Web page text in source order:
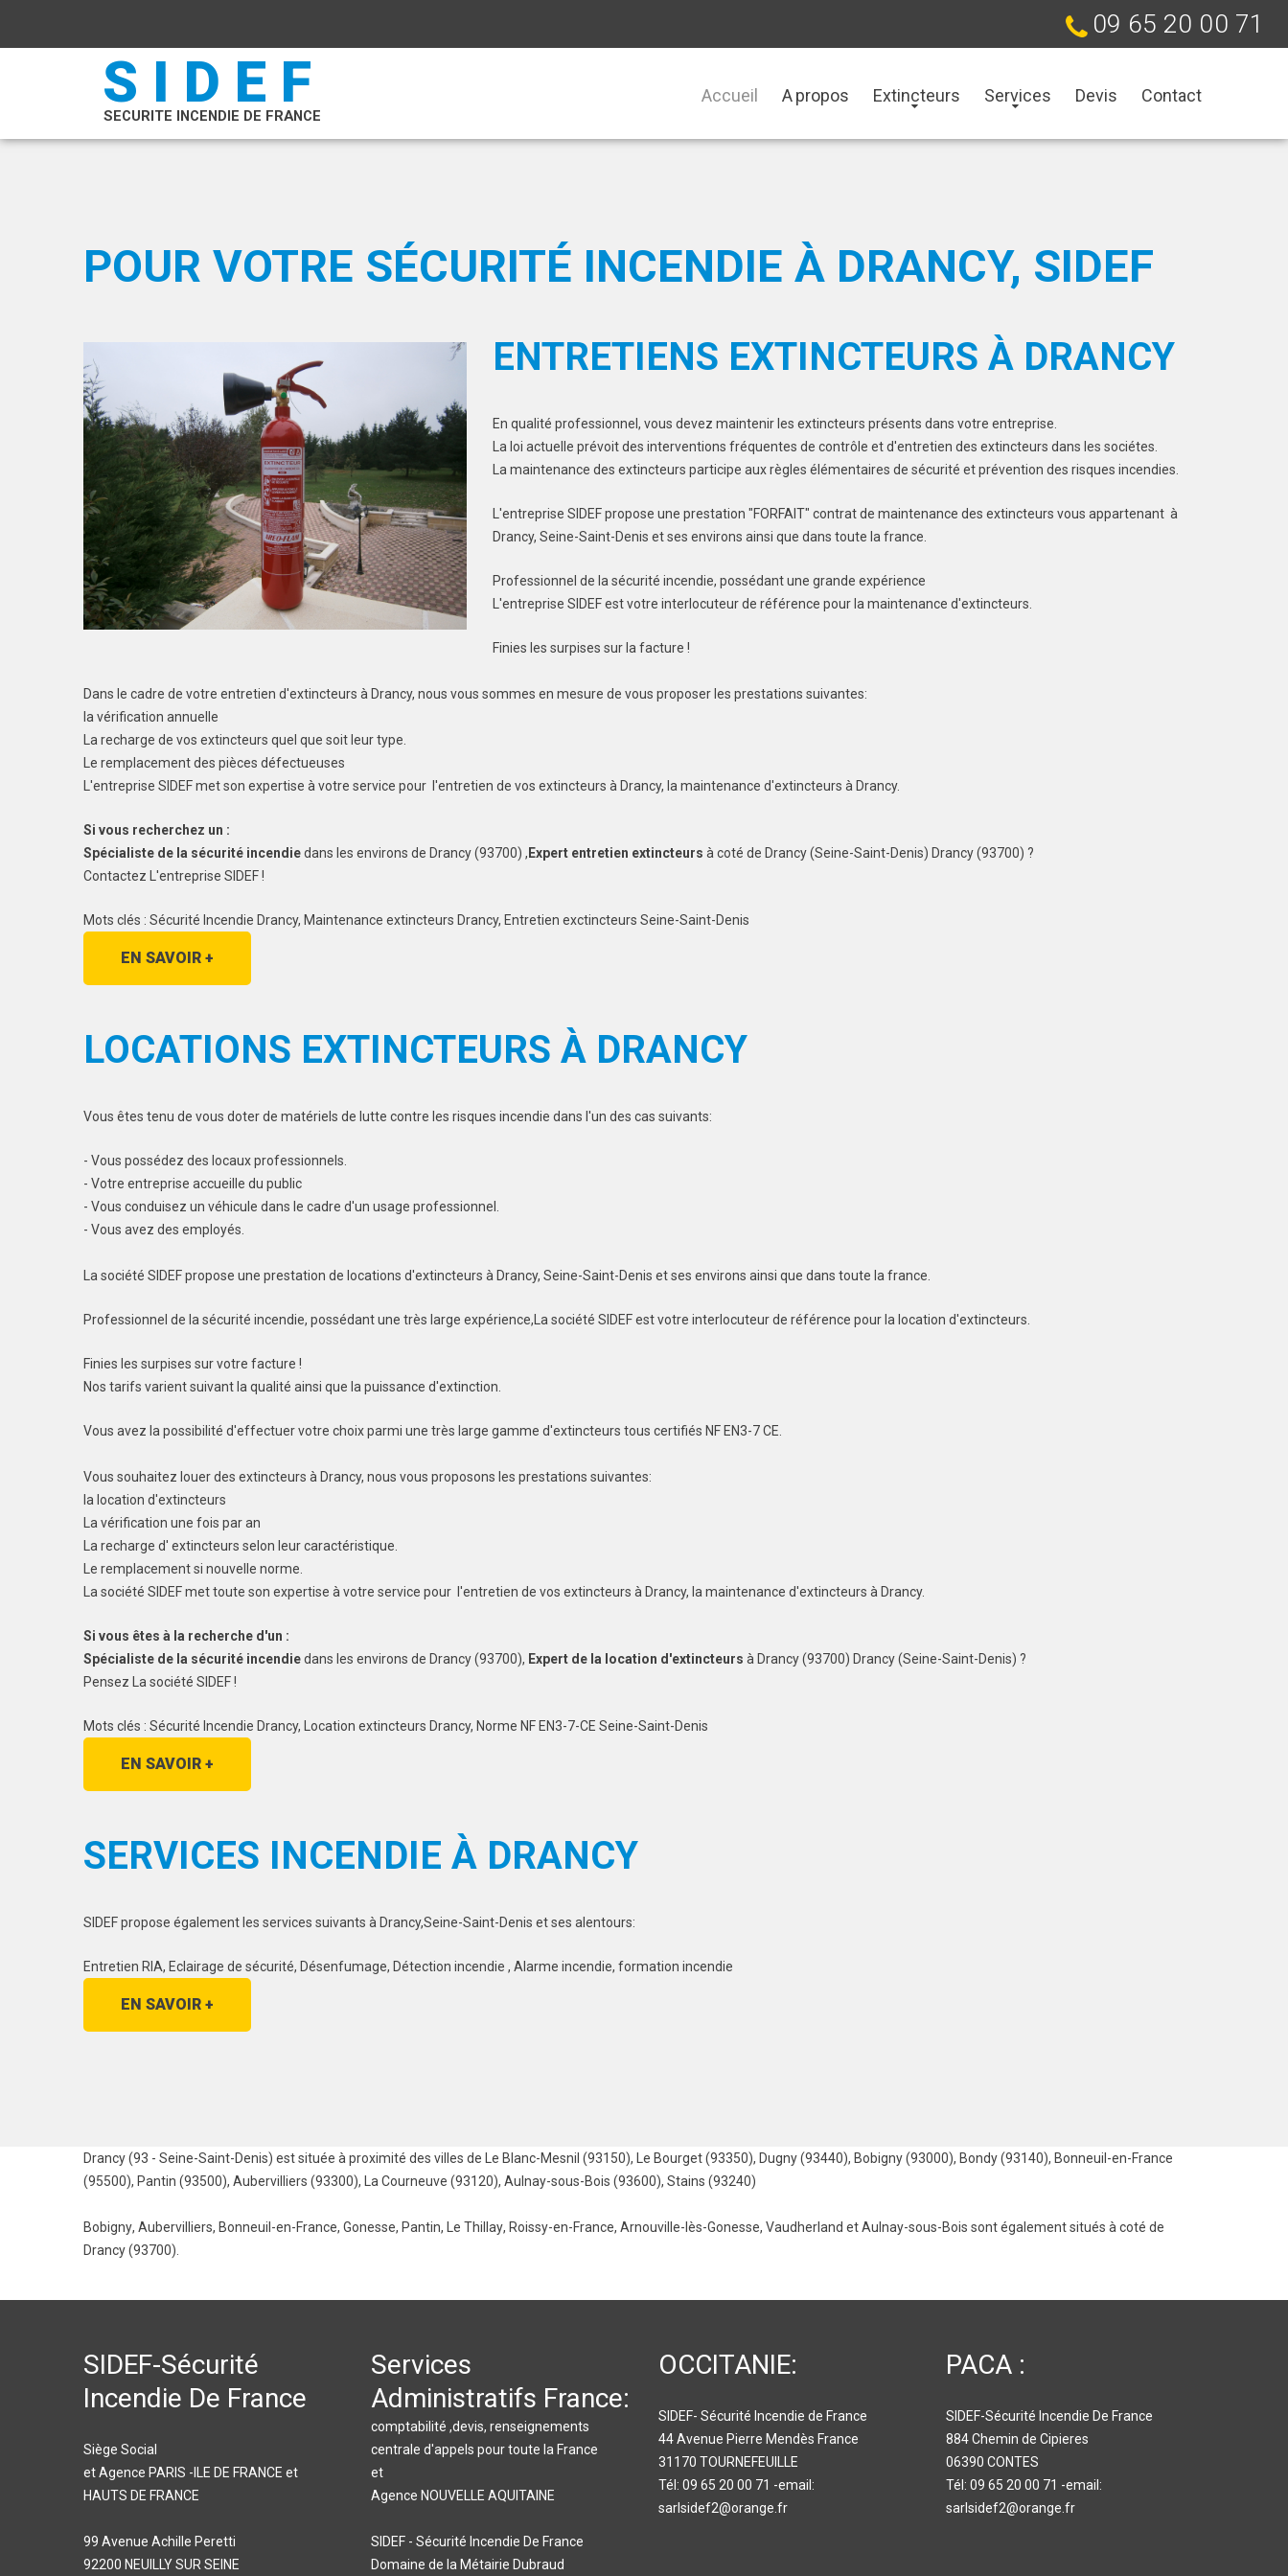
09 65 20 00 71
SIDEF
SECURITE INCENDIE DE FRANCE
Accueil A propos Extincteurs Services Devis Contact
POUR VOTRE SÉCURITÉ INCENDIE À DRANCY, SIDEF
ENTRETIENS EXTINCTEURS À DRANCY
En qualité professionnel, vous devez maintenir les extincteurs présents dans votre entreprise.
La loi actuelle prévoit des interventions fréquentes de contrôle et d'entretien des extincteurs dans les sociétes.
La maintenance des extincteurs participe aux règles élémentaires de sécurité et prévention des risques incendies.
L'entreprise SIDEF propose une prestation "FORFAIT" contrat de maintenance des extincteurs vous appartenant à
Drancy, Seine-Saint-Denis et ses environs ainsi que dans toute la france.
Professionnel de la sécurité incendie, possédant une grande expérience
L'entreprise SIDEF est votre interlocuteur de référence pour la maintenance d'extincteurs.
Finies les surpises sur la facture !
Dans le cadre de votre entretien d'extincteurs à Drancy, nous vous sommes en mesure de vous proposer les prestations suivantes:
la vérification annuelle
La recharge de vos extincteurs quel que soit leur type.
Le remplacement des pièces défectueuses
L'entreprise SIDEF met son expertise à votre service pour l'entretien de vos extincteurs à Drancy, la maintenance d'extincteurs à Drancy.
Si vous recherchez un :
Spécialiste de la sécurité incendiedans les environs de Drancy (93700) , Expert entretien extincteurs à coté de Drancy (Seine-Saint-Denis) Drancy (93700) ?
Contactez L'entreprise SIDEF !
Mots clés : Sécurité Incendie Drancy, Maintenance extincteurs Drancy, Entretien exctincteurs Seine-Saint-Denis
EN SAVOIR +
LOCATIONS EXTINCTEURS À DRANCY
Vous êtes tenu de vous doter de matériels de lutte contre les risques incendie dans l'un des cas suivants:
- Vous possédez des locaux professionnels.
- Votre entreprise accueille du public
- Vous conduisez un véhicule dans le cadre d'un usage professionnel.
- Vous avez des employés.
La société SIDEF propose une prestation de locations d'extincteurs à Drancy, Seine-Saint-Denis et ses environs ainsi que dans toute la france.
Professionnel de la sécurité incendie, possédant une très large expérience,La société SIDEF est votre interlocuteur de référence pour la location d'extincteurs.
Finies les surpises sur votre facture !
Nos tarifs varient suivant la qualité ainsi que la puissance d'extinction.
Vous avez la possibilité d'effectuer votre choix parmi une très large gamme d'extincteurs tous certifiés NF EN3-7 CE.
Vous souhaitez louer des extincteurs à Drancy, nous vous proposons les prestations suivantes:
la location d'extincteurs
La vérification une fois par an
La recharge d' extincteurs selon leur caractéristique.
Le remplacement si nouvelle norme.
La société SIDEF met toute son expertise à votre service pour l'entretien de vos extincteurs à Drancy, la maintenance d'extincteurs à Drancy.
Si vous êtes à la recherche d'un :
Spécialiste de la sécurité incendiedans les environs de Drancy (93700), Expert de la location d'extincteurs à Drancy (93700) Drancy (Seine-Saint-Denis) ?
Pensez La société SIDEF !
Mots clés : Sécurité Incendie Drancy, Location extincteurs Drancy, Norme NF EN3-7-CE Seine-Saint-Denis
EN SAVOIR +
SERVICES INCENDIE À DRANCY
SIDEF propose également les services suivants à Drancy,Seine-Saint-Denis et ses alentours:
Entretien RIA, Eclairage de sécurité, Désenfumage, Détection incendie , Alarme incendie, formation incendie
EN SAVOIR +
Drancy (93 - Seine-Saint-Denis) est située à proximité des villes de Le Blanc-Mesnil (93150), Le Bourget (93350), Dugny (93440), Bobigny (93000), Bondy (93140), Bonneuil-en-France
(95500), Pantin (93500), Aubervilliers (93300), La Courneuve (93120), Aulnay-sous-Bois (93600), Stains (93240)
Bobigny, Aubervilliers, Bonneuil-en-France, Gonesse, Pantin, Le Thillay, Roissy-en-France, Arnouville-lès-Gonesse, Vaudherland etAulnay-sous-Bois sont également situés à coté de
Drancy (93700).
SIDEF-Sécurité
Incendie De France
Siège Social
et Agence PARIS -ILE DE FRANCE et
HAUTS DE FRANCE
99 Avenue Achille Peretti
92200 NEUILLY SUR SEINE
Services
Administratifs France:
comptabilité ,devis, renseignements
centrale d'appels pour toute la France
et
Agence NOUVELLE AQUITAINE
SIDEF - Sécurité Incendie De France
Domaine de la Métairie Dubraud
OCCITANIE:
SIDEF- Sécurité Incendie de France
44 Avenue Pierre Mendès France
31170 TOURNEFEUILLE
Tél: 09 65 20 00 71 -email:
sarlsidef2@orange.fr
PACA :
SIDEF-Sécurité Incendie De France
884 Chemin de Cipieres
06390 CONTES
Tél: 09 65 20 00 71 -email:
sarlsidef2@orange.fr